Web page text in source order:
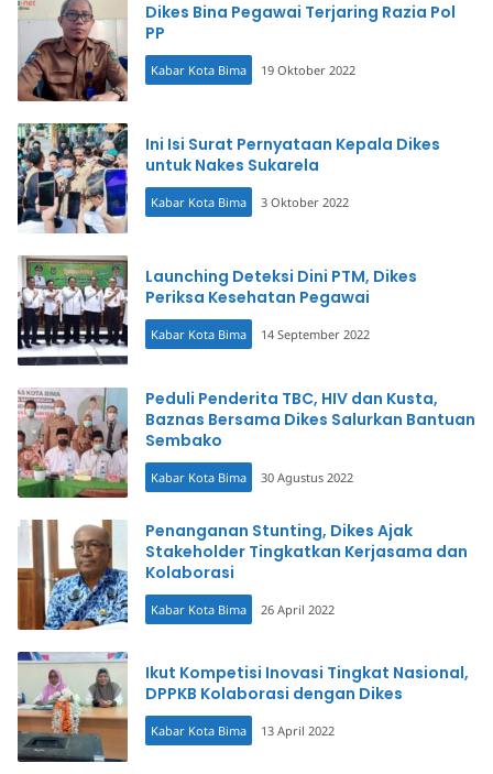
Dikes Bina Pegawai Terjaring Razia Pol
PP
Kabar Kota Bima 19 Oktober 2022
Ini Isi Surat Pernyataan Kepala Dikes
untuk Nakes Sukarela
Kabar Kota Bima 3 Oktober 2022
Launching Deteksi Dini PTM, Dikes
Periksa Kesehatan Pegawai
Kabar Kota Bima 14 September 2022
Peduli Penderita TBC, HIV dan Kusta,
Baznas Bersama Dikes Salurkan Bantuan
Sembako
Kabar Kota Bima 30 Agustus 2022
Penanganan Stunting, Dikes Ajak
Stakeholder Tingkatkan Kerjasama dan
Kolaborasi
Kabar Kota Bima 26 April 2022
Ikut Kompetisi Inovasi Tingkat Nasional,
DPPKB Kolaborasi dengan Dikes
Kabar Kota Bima 13 April 2022